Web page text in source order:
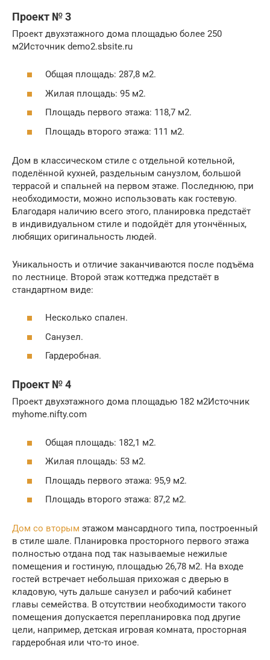
Проект № 3
Проект двухэтажного дома площадью более 250
м2Источник demo2.sbsite.ru
Общая площадь: 287,8 м2.
Жилая площадь: 95 м2.
Площадь первого этажа: 118,7 м2.
Площадь второго этажа: 111 м2.
Дом в классическом стиле с отдельной котельной,
поделённой кухней, раздельным санузлом, большой
террасой и спальней на первом этаже. Последнюю, при
необходимости, можно использовать как гостевую.
Благодаря наличию всего этого, планировка предстаёт
в индивидуальном стиле и подойдёт для утончённых,
любящих оригинальность людей.
Уникальность и отличие заканчиваются после подъёма
по лестнице. Второй этаж коттеджа предстаёт в
стандартном виде:
Несколько спален.
Санузел.
Гардеробная.
Проект № 4
Проект двухэтажного дома площадью 182 м2Источник
myhome.nifty.com
Общая площадь: 182,1 м2.
Жилая площадь: 53 м2.
Площадь первого этажа: 95,9 м2.
Площадь второго этажа: 87,2 м2.
Дом со вторым этажом мансардного типа, построенный
в стиле шале. Планировка просторного первого этажа
полностью отдана под так называемые нежилые
помещения и гостиную, площадью 26,78 м2. На входе
гостей встречает небольшая прихожая с дверью в
кладовую, чуть дальше санузел и рабочий кабинет
главы семейства. В отсутствии необходимости такого
помещения допускается перепланировка под другие
цели, например, детская игровая комната, просторная
гардеробная или что-то иное.